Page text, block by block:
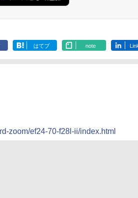
はてブ note
zoom/ef24-70-f28l-ii/index.html